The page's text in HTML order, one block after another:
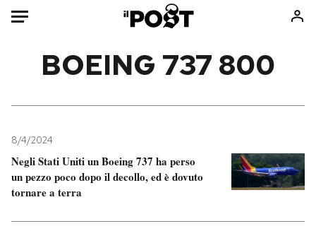
Mondo
Politica
Tecnologia
Internet
Scienza
Consumismi
Storie/Idee
Media
BOEING 737 800
8/4/2024
Negli Stati Uniti un Boeing 737 ha perso
un pezzo poco dopo il decollo, ed è dovuto
tornare a terra